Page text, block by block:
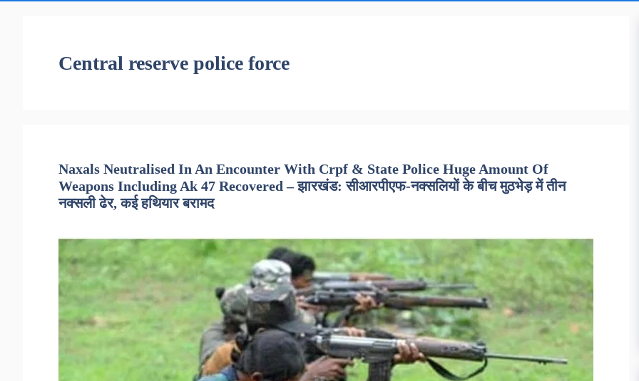
Central reserve police force
Naxals Neutralised In An Encounter With Crpf & State Police Huge Amount Of
Weapons Including Ak 47 Recovered – झारखंड: सीआरपीएफ-नक्सलियों के बीच मुठभेड़ में तीन
नक्सली ढेर, कई हथियार बरामद